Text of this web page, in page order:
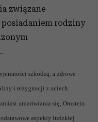
związane
posiadaniem rodziny
szkodzą, a zdrowe
i rezygnacji z uciech.
umartwiania się, Ornstein
aspekty ludzkiej